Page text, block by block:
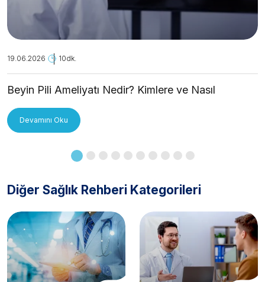
19.06.2026 10dk.
Beyin Pili Ameliyatı Nedir? Kimlere ve Nasıl
Devamını Oku
Diğer Sağlık Rehberi Kategorileri